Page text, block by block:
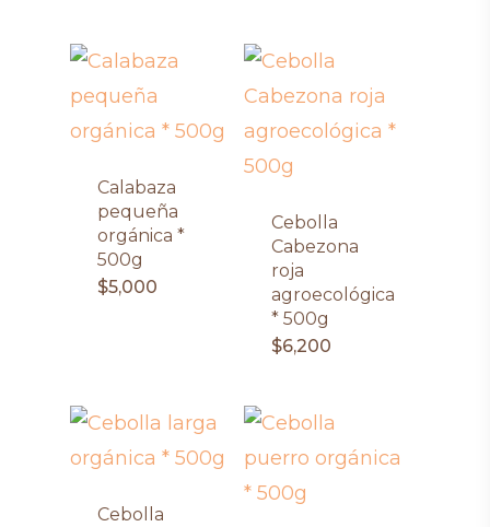
Calabaza
pequeña
orgánica *
500g
$5,000
Cebolla
Cabezona
roja
agroecológica
* 500g
$6,200
Cebolla